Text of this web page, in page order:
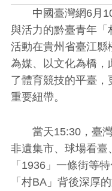
中國臺灣網6月10
與活力的黔臺青年
活動在貴州省臺江縣
為媒、以文化為橋，
了體育競技的平臺
重要紐帶。
當天15:30，臺灣
非遺集市、球場看臺
「1936」一條街等
「村BA」背後深厚